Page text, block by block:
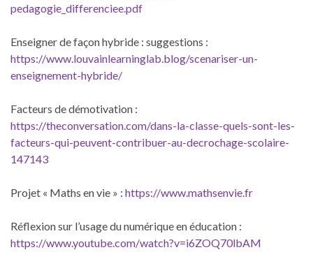
pedagogie_differenciee.pdf
Enseigner de façon hybride : suggestions :
https://www.louvainlearninglab.blog/scenariser-un-
enseignement-hybride/
Facteurs de démotivation :
https://theconversation.com/dans-la-classe-quels-sont-les-
facteurs-qui-peuvent-contribuer-au-decrochage-scolaire-
147143
Projet « Maths en vie » : https://www.mathsenvie.fr
Réflexion sur l’usage du numérique en éducation :
https://www.youtube.com/watch?v=i6ZOQ70lbAM